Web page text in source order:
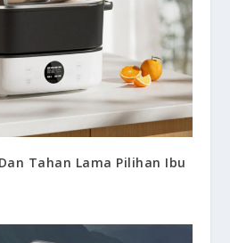
Tahan Lama Pilihan Ibu